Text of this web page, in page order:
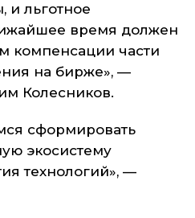
и льготное
время должен
компенсации части
на бирже», —
Колесников.
сформировать
экосистему
технологий», —